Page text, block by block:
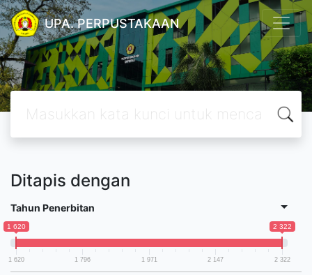
UPA. PERPUSTAKAAN
Ditapis dengan
Tahun Penerbitan
1 620 2 322
1 620 1 796 1 971 2 147 2 322